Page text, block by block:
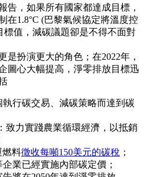
告，如果所有國家都達成目標，
在1.8°C (巴黎氣候協定將溫度控
標值，減碳議題卻是不得不面對
是扮演更大的角色；在2022年，
圖心大幅提高，淨零排放目標迅
行碳交易、減碳策略而達到碳
致力實踐農業循環經濟，以抵銷
燃料徵收每噸150美元的碳稅 ；
業已經實施內部碳定價；